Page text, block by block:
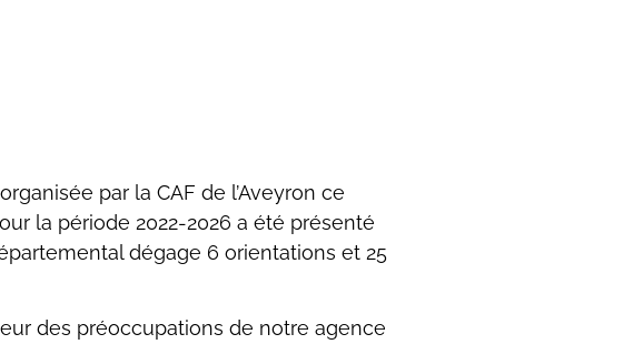
par la CAF de l’Aveyron ce
la période 2022-2026 a été présenté
dégage 6 orientations et 25
des préoccupations de notre agence